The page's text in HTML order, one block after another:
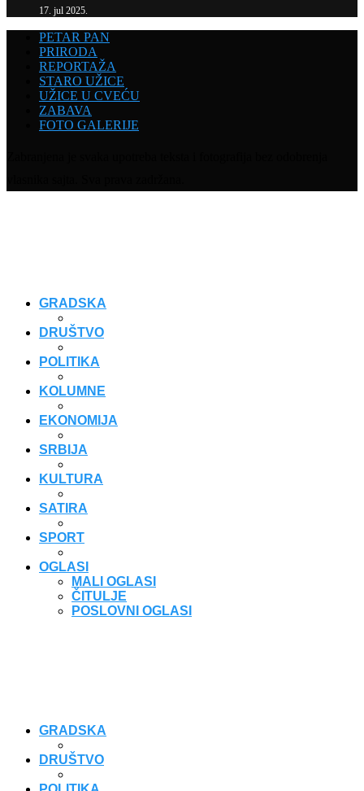
17. jul 2025.
PETAR PAN
PRIRODA
REPORTAŽA
STARO UŽICE
UŽICE U CVEĆU
ZABAVA
FOTO GALERIJE
GRADSKA
DRUŠTVO
POLITIKA
KOLUMNE
EKONOMIJA
SRBIJA
KULTURA
SATIRA
SPORT
OGLASI
MALI OGLASI
ČITULJE
POSLOVNI OGLASI
GRADSKA
DRUŠTVO